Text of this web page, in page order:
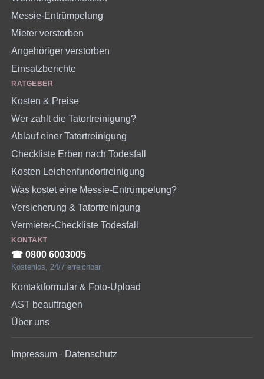
Messie-Entrümpelung
Mieter verstorben
Angehöriger verstorben
Einsatzberichte
RATGEBER
Kosten & Preise
Wer zahlt die Tatortreinigung?
Ablauf einer Tatortreinigung
Checkliste Erben nach Todesfall
Kosten Leichenfundortreinigung
Was kostet eine Messie-Entrümpelung?
Versicherung & Tatortreinigung
Vermieter-Checkliste Todesfall
KONTAKT
☎︎ 0800 6003005
Kostenlos, 24/7 erreichbar
Kontaktformular & Foto-Upload
AST beauftragen
Über uns
Impressum · Datenschutz